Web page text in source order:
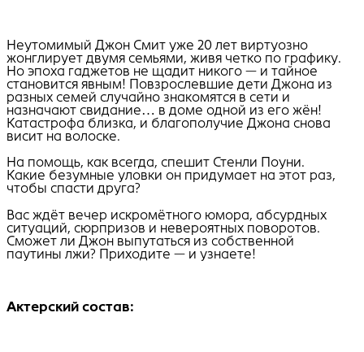
Неутомимый Джон Смит уже 20 лет виртуозно
жонглирует двумя семьями, живя четко по графику.
Но эпоха гаджетов не щадит никого — и тайное
становится явным! Повзрослевшие дети Джона из
разных семей случайно знакомятся в сети и
назначают свидание… в доме одной из его жён!
Катастрофа близка, и благополучие Джона снова
висит на волоске.
На помощь, как всегда, спешит Стенли Поуни.
Какие безумные уловки он придумает на этот раз,
чтобы спасти друга?
Вас ждёт вечер искромётного юмора, абсурдных
ситуаций, сюрпризов и невероятных поворотов.
Сможет ли Джон выпутаться из собственной
паутины лжи? Приходите — и узнаете!
Актерский состав: